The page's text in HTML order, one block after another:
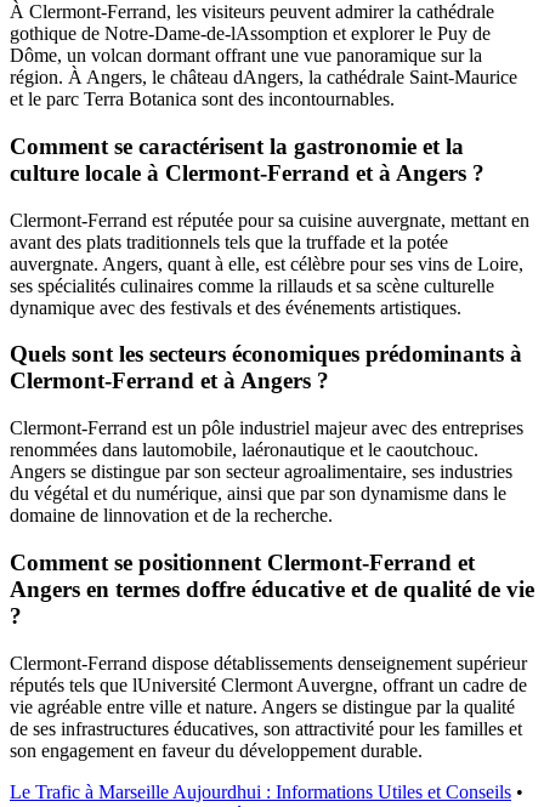
À Clermont-Ferrand, les visiteurs peuvent admirer la cathédrale
gothique de Notre-Dame-de-lAssomption et explorer le Puy de
Dôme, un volcan dormant offrant une vue panoramique sur la
région. À Angers, le château dAngers, la cathédrale Saint-Maurice
et le parc Terra Botanica sont des incontournables.
Comment se caractérisent la gastronomie et la
culture locale à Clermont-Ferrand et à Angers ?
Clermont-Ferrand est réputée pour sa cuisine auvergnate, mettant en
avant des plats traditionnels tels que la truffade et la potée
auvergnate. Angers, quant à elle, est célèbre pour ses vins de Loire,
ses spécialités culinaires comme la rillauds et sa scène culturelle
dynamique avec des festivals et des événements artistiques.
Quels sont les secteurs économiques prédominants à
Clermont-Ferrand et à Angers ?
Clermont-Ferrand est un pôle industriel majeur avec des entreprises
renommées dans lautomobile, laéronautique et le caoutchouc.
Angers se distingue par son secteur agroalimentaire, ses industries
du végétal et du numérique, ainsi que par son dynamisme dans le
domaine de linnovation et de la recherche.
Comment se positionnent Clermont-Ferrand et
Angers en termes doffre éducative et de qualité de vie
?
Clermont-Ferrand dispose détablissements denseignement supérieur
réputés tels que lUniversité Clermont Auvergne, offrant un cadre de
vie agréable entre ville et nature. Angers se distingue par la qualité
de ses infrastructures éducatives, son attractivité pour les familles et
son engagement en faveur du développement durable.
Le Trafic à Marseille Aujourdhui : Informations Utiles et Conseils •